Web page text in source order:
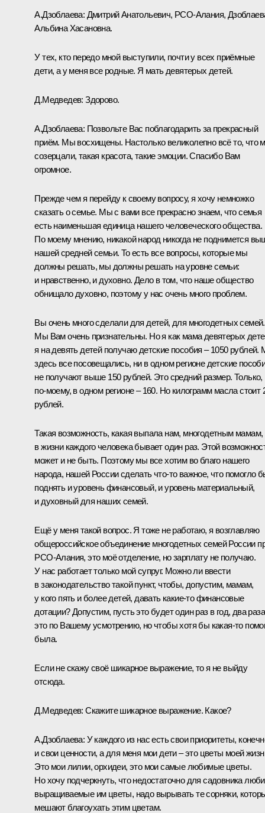
А.Дзоблаева: Дмитрий Анатольевич, РСО-Алания,
Альбина Хасановна.
У тех, кто передо мной выступили, почти у всех приёмные
дети, а у меня все родные. Я мать девятерых детей.
Д.Медведев: Здорово.
А.Дзоблаева: Позвольте Вас поблагодарить за прекрасный
приём. Мы восхищены. Настолько великолепно всё то, что
созерцали, такая красота, такие эмоции. Спасибо Вам
огромное.
Прежде чем я перейду к своему вопросу, я хочу немножко
сказать о семье. Мы с вами все прекрасно знаем, что семья
есть наименьшая единица нашего человеческого общества.
По моему мнению, никакой народ никогда не поднимется
нашей средней семьи. То есть все вопросы, которые мы
должны решать, мы должны решать на уровне семьи:
и нравственно, и духовно. Дело в том, что наше общество
обнищало духовно, поэтому у нас очень много проблем.
Вы очень много сделали для детей, для многодетных семей.
Мы Вам очень признательны. Но я как мама девятерых
я на девять детей получаю детские пособия – 1050 рублей.
здесь все посовещались, ни в одном регионе детские
не получают выше 150 рублей. Это средний размер. Только,
по‑моему, в одном регионе – 160. Но килограмм масла стоит
рублей.
Такая возможность, какая выпала нам, многодетным мамам,
в жизни каждого человека бывает один раз. Этой
может и не быть. Поэтому мы все хотим во благо нашего
народа, нашей России сделать что‑то важное, что помогло
поднять и уровень финансовый, и уровень материальный,
и духовный для наших семей.
Ещё у меня такой вопрос. Я тоже не работаю, я возглавляю
общероссийское объединение многодетных семей России
РСО-Алания, это моё отделение, но зарплату не получаю.
У нас работает только мой супруг. Можно ли ввести
в законодательство такой пункт, чтобы, допустим, мамам,
у кого пять и более детей, давать какие‑то финансовые
дотации? Допустим, пусть это будет один раз в год, два
это по Вашему усмотрению, но чтобы хотя бы какая‑то
была.
Если не скажу своё шикарное выражение, то я не выйду
отсюда.
Д.Медведев: Скажите шикарное выражение. Какое?
А.Дзоблаева: У каждого из нас есть свои приоритеты,
и свои ценности, а для меня мои дети – это цветы моей
Это мои лилии, орхидеи, это мои самые любимые цветы.
Но хочу подчеркнуть, что недостаточно для садовника
выращиваемые им цветы, надо вырывать те сорняки,
мешают благоухать этим цветам.